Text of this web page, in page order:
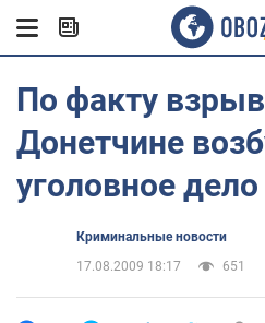
По факту
Донетчине
уголовное дело
Криминальные новости
17.08.2009 18:17
651